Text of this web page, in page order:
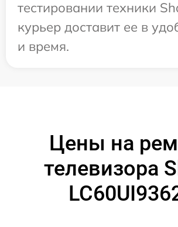
тестировании техники
курьер доставит ее в
и время.
Цены на
телевизора